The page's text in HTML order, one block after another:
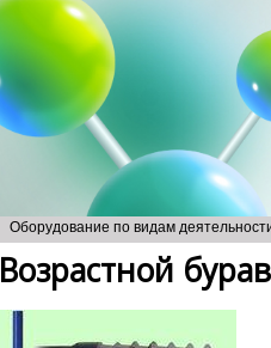
Оборудование по видам
Возрастной